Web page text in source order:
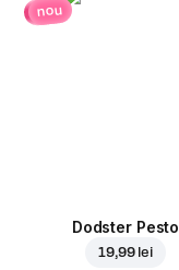
nou
Dodster Pesto
19,99 lei